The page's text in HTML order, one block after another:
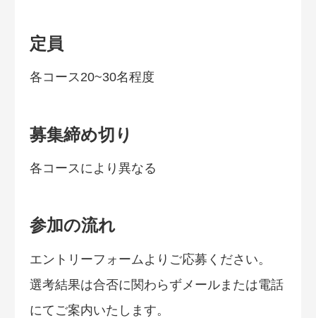
定員
各コース20~30名程度
募集締め切り
各コースにより異なる
参加の流れ
エントリーフォームよりご応募ください。
選考結果は合否に関わらずメールまたは電話
にてご案内いたします。